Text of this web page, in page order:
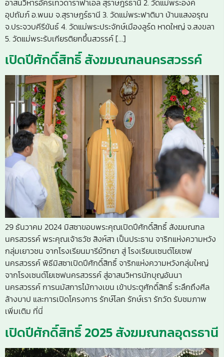
อุปถัมภ์ อ.พนม จ.สุราษฎร์ธานี 3. วัดแม่พระฟาติมา บ้านแสงอรุณ
จ.ประจวบคีรีขันธ์ 4. วัดแม่พระประจักษ์เมืองลูร์ด หาดใหญ่ จ.สงขลา
5. วัดแม่พระรับเกียรติยกขึ้นสวรรค์ […]
เปิดปีศักดิ์สิทธิ์ สังฆมณฑลนครสวรรค์
29 ธันวาคม 2024 มิสซาขอบพระคุณเปิดปีศักดิ์สิทธิ์ สังฆมณฑล
นครสวรรค์ พระคุณเจ้าธวัช สิงห์สา เป็นประธาน จาริกแห่งความหวัง
กลุ่มเยาวชน จากโรงเรียนมารีย์วิทยา สู่ โรงเรียนเซนต์โยเซฟ
นครสวรรค์ พิธีมิสซาเปิดปีศักดิ์สิทธิ์ จาริกแห่งความหวังกลุ่มใหญ่
จากโรงเซนต์โยเซฟนครสวรรค์ สู่อาสนวิหารนักบุญอันนา
นครสวรรค์ การนมัสการไม้กางเขน เข้าประตูศักดิ์สิทธิ์ ระลึกถึงศีล
ล้างบาป และการเปิดโครงการ รักษ์โลก รักษ์เรา รักวัด รับชมภาพ
เพิ่มเติม ที่นี่
เปิดปีศักดิ์สิทธิ์ 2025 สังฆมณฑลอุดรธานี